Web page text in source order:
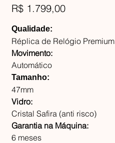
Preço
R$ 1.799,00
Qualidade:
Réplica de Relógio Premium
Movimento:
Automático
Tamanho:
47mm
Vidro:
Cristal Safira (anti risco)
Garantia na Máquina:
6 meses